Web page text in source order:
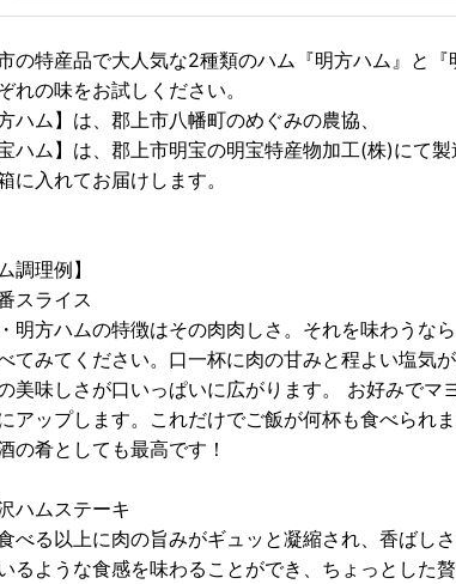
の特産品で大人気な2種類のハム『明方ハム』と『
れの味をお試しください。
方ハム】は、郡上市八幡町のめぐみの農協、
宝ハム】は、郡上市明宝の明宝特産物加工(株)にて製
に入れてお届けします。
調理例】
スライス
明方ハムの特徴はその肉肉しさ。それを味わうな
てみてください。口一杯に肉の甘みと程よい塩気
美味しさが口いっぱいに広がります。 お好みでマ
アップします。これだけでご飯が何杯も食べられ
の肴としても最高です！
ハムステーキ
べる以上に肉の旨みがギュッと凝縮され、香ばし
るような食感を味わることができ、ちょっとした